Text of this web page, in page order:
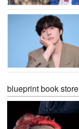
blueprint book store